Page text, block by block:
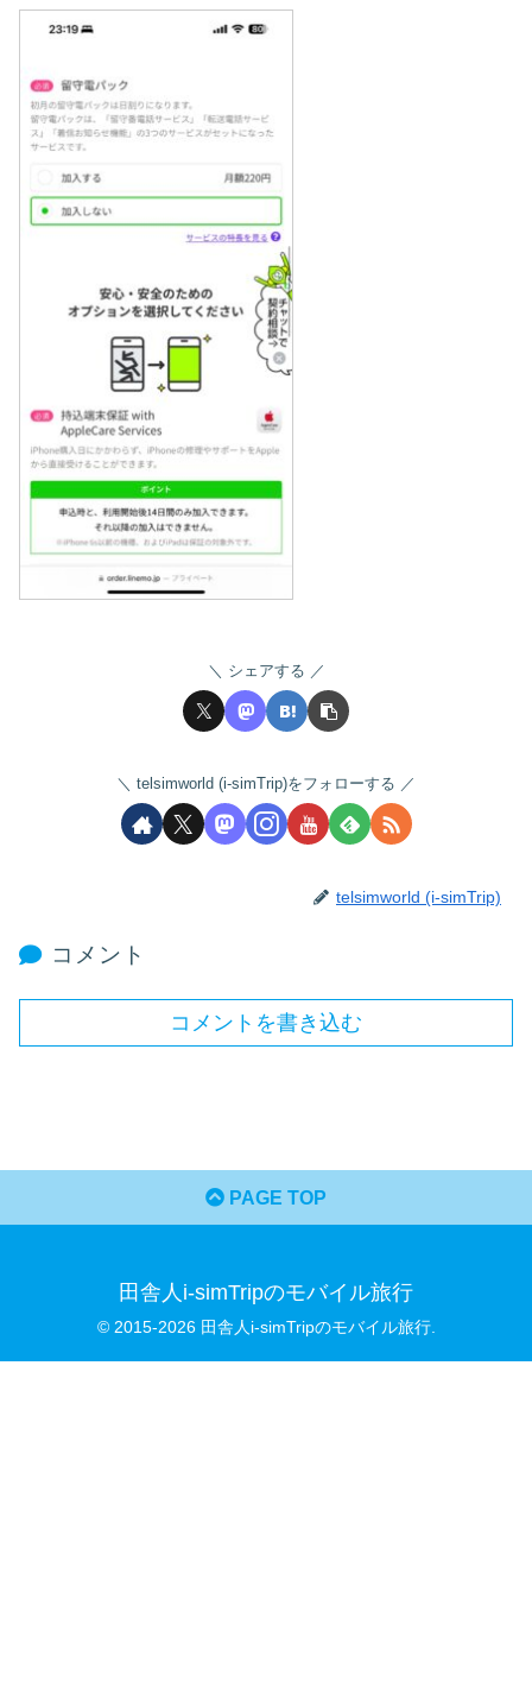
シェアする
telsimworld (i-simTrip)をフォローする
telsimworld (i-simTrip)
コメント
コメントを書き込む
PAGE TOP
田舎人i-simTripのモバイル旅行
© 2015-2026 田舎人i-simTripのモバイル旅行.